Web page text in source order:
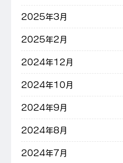
2025年3月
2025年2月
2024年12月
2024年10月
2024年9月
2024年8月
2024年7月